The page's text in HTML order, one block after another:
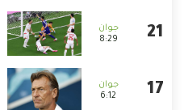
8:29
6:12